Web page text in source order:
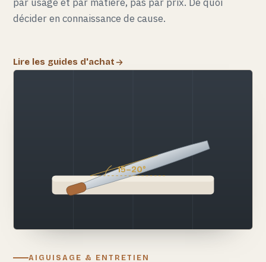
décider en connaissance de cause.
Lire les guides d'achat
15–20°
AIGUISAGE & ENTRETIEN